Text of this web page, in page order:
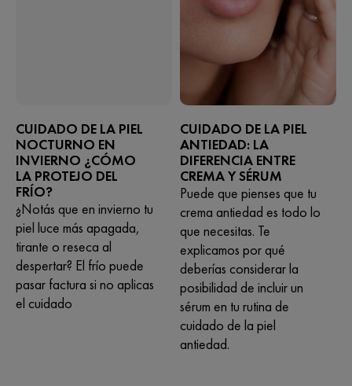
CUIDADO DE LA PIEL
NOCTURNO EN
INVIERNO ¿CÓMO
LA PROTEJO DEL
FRÍO?
¿Notás que en invierno tu
piel luce más apagada,
tirante o reseca al
despertar? El frío puede
pasar factura si no aplicas
el cuidado
CUIDADO DE LA PIEL
ANTIEDAD: LA
DIFERENCIA ENTRE
CREMA Y SÉRUM
Puede que pienses que tu
crema antiedad es todo lo
que necesitas. Te
explicamos por qué
deberías considerar la
posibilidad de incluir un
sérum en tu rutina de
cuidado de la piel
antiedad.